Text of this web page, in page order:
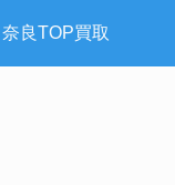
奈良TOP買取